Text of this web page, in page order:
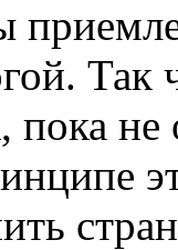
Так
пока не